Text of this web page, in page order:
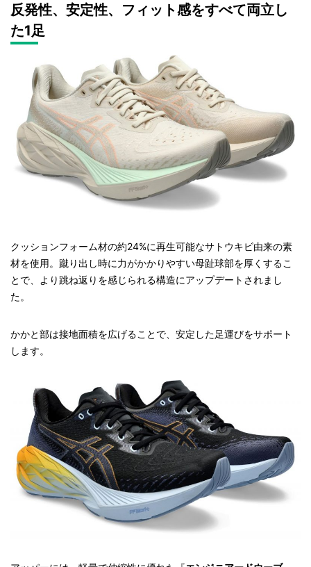
反発性、安定性、フィット感をすべて両立し
た1足
クッションフォーム材の約24%に再生可能なサトウキビ由来の素
材を使用。蹴り出し時に力がかかりやすい母趾球部を厚くするこ
とで、より跳ね返りを感じられる構造にアップデートされまし
た。
かかと部は接地面積を広げることで、安定した足運びをサポート
します。